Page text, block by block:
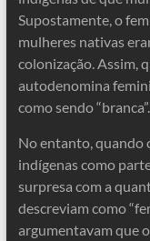
Supostamente, o
mulheres nativas
colonização. Assim,
autodenomina
como sendo “branca”.
No entanto, quando
indígenas como
surpresa com a
descreviam como
argumentavam que